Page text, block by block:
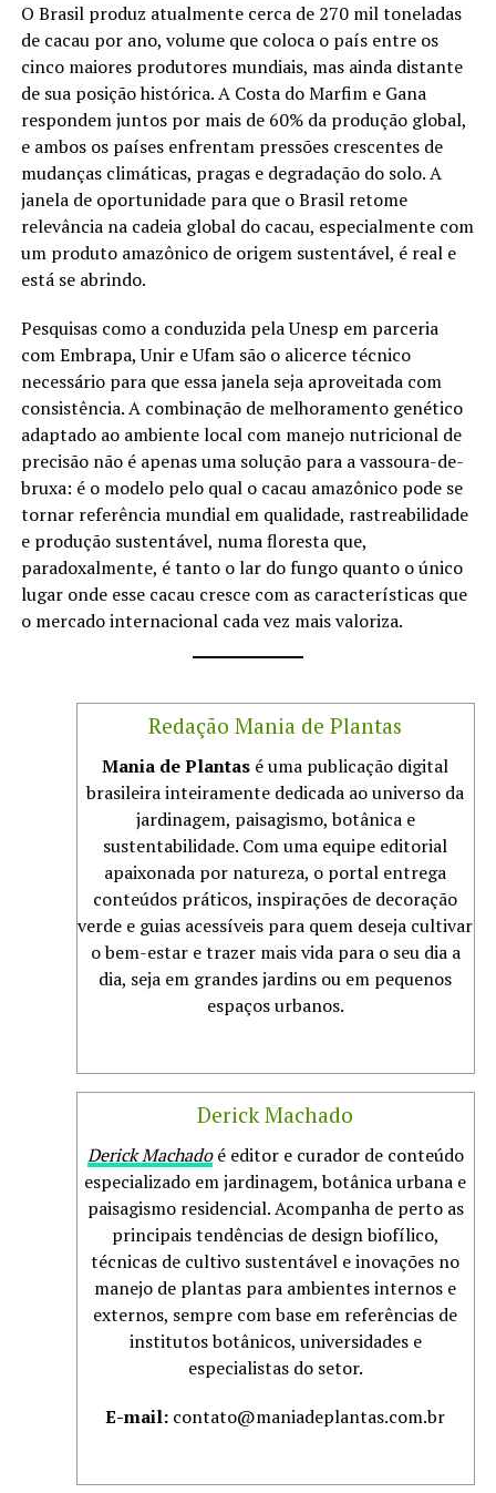
O Brasil produz atualmente cerca de 270 mil toneladas
de cacau por ano, volume que coloca o país entre os
cinco maiores produtores mundiais, mas ainda distante
de sua posição histórica. A Costa do Marfim e Gana
respondem juntos por mais de 60% da produção global,
e ambos os países enfrentam pressões crescentes de
mudanças climáticas, pragas e degradação do solo. A
janela de oportunidade para que o Brasil retome
relevância na cadeia global do cacau, especialmente com
um produto amazônico de origem sustentável, é real e
está se abrindo.
Pesquisas como a conduzida pela Unesp em parceria
com Embrapa, Unir e Ufam são o alicerce técnico
necessário para que essa janela seja aproveitada com
consistência. A combinação de melhoramento genético
adaptado ao ambiente local com manejo nutricional de
precisão não é apenas uma solução para a vassoura-de-
bruxa: é o modelo pelo qual o cacau amazônico pode se
tornar referência mundial em qualidade, rastreabilidade
e produção sustentável, numa floresta que,
paradoxalmente, é tanto o lar do fungo quanto o único
lugar onde esse cacau cresce com as características que
o mercado internacional cada vez mais valoriza.
Redação Mania de Plantas
Mania de Plantas é uma publicação digital
brasileira inteiramente dedicada ao universo da
jardinagem, paisagismo, botânica e
sustentabilidade. Com uma equipe editorial
apaixonada por natureza, o portal entrega
conteúdos práticos, inspirações de decoração
verde e guias acessíveis para quem deseja cultivar
o bem-estar e trazer mais vida para o seu dia a
dia, seja em grandes jardins ou em pequenos
espaços urbanos.
Derick Machado
Derick Machadoé editor e curador de conteúdo
especializado em jardinagem, botânica urbana e
paisagismo residencial. Acompanha de perto as
principais tendências de design biofílico,
técnicas de cultivo sustentável e inovações no
manejo de plantas para ambientes internos e
externos, sempre com base em referências de
institutos botânicos, universidades e
especialistas do setor.
E-mail: contato@maniadeplantas.com.br